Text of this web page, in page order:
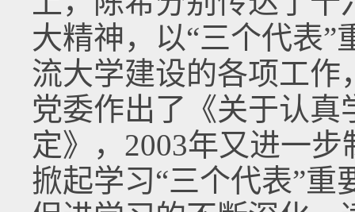
大精神，以“三个代表
流大学建设的各项工作
党委作出了《关于认
定》，2003年又进一
掀起学习“三个代表”